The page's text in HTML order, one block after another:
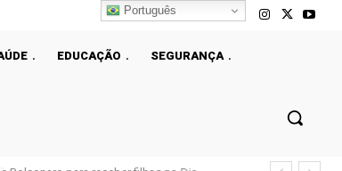
EDUCAÇÃO
SEGURANÇA
Português